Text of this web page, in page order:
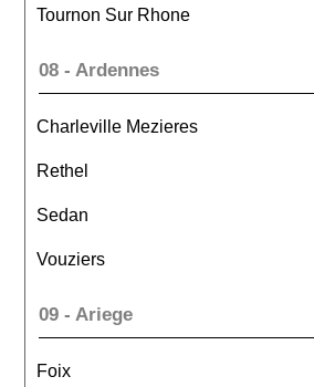
Tournon Sur Rhone
08 - Ardennes
Charleville Mezieres
Rethel
Sedan
Vouziers
09 - Ariege
Foix